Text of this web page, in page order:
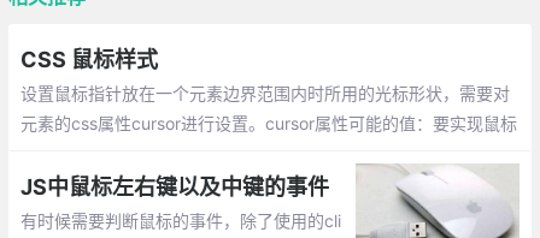
CSS 鼠标样式
设置鼠标指针放在一个元素边界范围内时所用的光标形状，需要对
元素的css属性cursor进行设置。cursor属性可能的值：要实现鼠标
将它的值设置为pointer;
JS中鼠标左右键以及中键的事件
有时候需要判断鼠标的事件，除了使用的cli